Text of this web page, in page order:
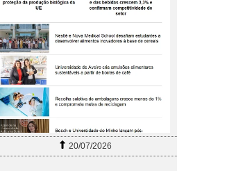
20/07/2026